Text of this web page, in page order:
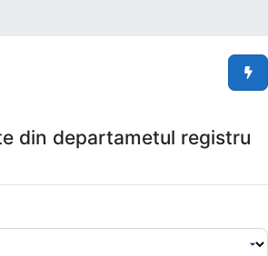
din departametul registru